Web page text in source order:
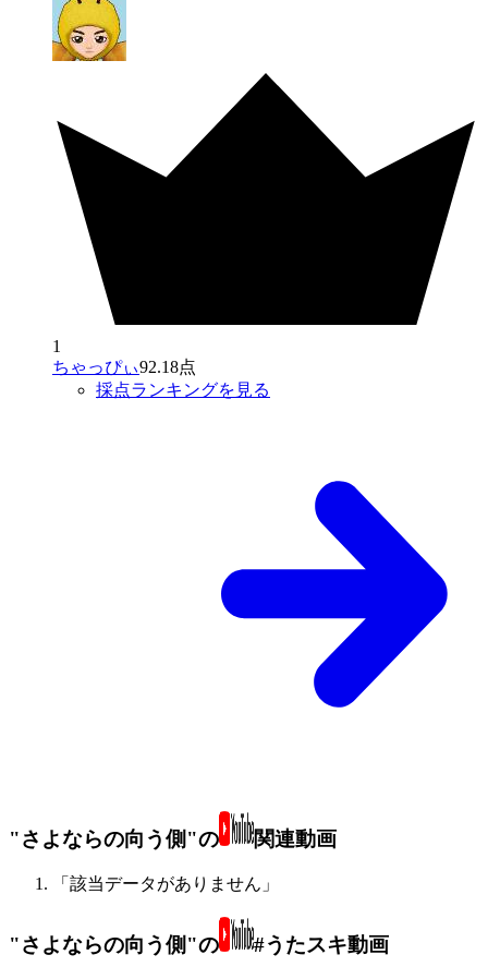
1
ちゃっぴぃ92.18点
採点ランキングを見る
"さよならの向う側"の 関連動画
「該当データがありません」
"さよならの向う側"の #うたスキ動画